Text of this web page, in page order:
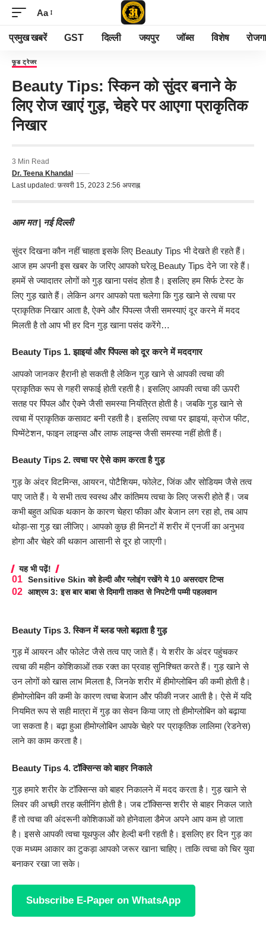
Aa
प्रमुख खबरें GST दिल्ली जयपुर जॉब्स विशेष
फूड ट्रेजर
Beauty Tips: स्किन को सुंदर बनाने के
लिए रोज खाएं गुड़, चेहरे पर आएगा प्राकृतिक
निखार
Last updated: फ़रवरी 15, 2023 2:56 अपराह्न
Dr. Teena Khandal
3 Min Read
आम मत| नई दिल्ली
सुंदर दिखना कौन नहीं चाहता इसके लिए Beauty Tips भी देखते ही रहते हैं।
आज हम अपनी इस खबर के जरिए आपको घरेलू Beauty Tips देने जा रहे हैं।
हममें से ज्यादातर लोगों को गुड़ खाना पसंद होता है। इसलिए हम सिर्फ टेस्ट के
लिए गुड़ खाते हैं। लेकिन अगर आपको पता चलेगा कि गुड़ खाने से त्वचा पर
प्राकृतिक निखार आता है, ऐक्ने और पिंपल्स जैसी समस्याएं दूर करने में मदद
मिलती है तो आप भी हर दिन गुड़ खाना पसंद करेंगे…
Beauty Tips 1. झाइयां और पिंपल्स को दूर करने में मददगार
आपको जानकर हैरानी हो सकती है लेकिन गुड़ खाने से आपकी त्वचा की
प्राकृतिक रूप से गहरी सफाई होती रहती है। इसलिए आपकी त्वचा की ऊपरी
सतह पर पिंपल और ऐक्ने जैसी समस्या नियंत्रित होती है। जबकि गुड़ खाने से
त्वचा में प्राकृतिक कसावट बनी रहती है। इसलिए त्वचा पर झाइयां, क्रोज फीट,
पिग्मेंटेशन, फाइन लाइन्स और लाफ लाइन्स जैसी समस्या नहीं होती हैं।
Beauty Tips 2. त्वचा पर ऐसे काम करता है गुड़
गुड़ के अंदर विटमिन्स, आयरन, पोटैशियम, फोलेट, जिंक और सोडियम जैसे तत्व
पाए जाते हैं। ये सभी तत्व स्वस्थ और कांतिमय त्वचा के लिए जरूरी होते हैं। जब
कभी बहुत अधिक थकान के कारण चेहरा फीका और बेजान लग रहा हो, तब आप
थोड़ा-सा गुड़ खा लीजिए। आपको कुछ ही मिनटों में शरीर में एनर्जी का अनुभव
होगा और चेहरे की थकान आसानी से दूर हो जाएगी।
यह भी पढ़ें!
Sensitive Skin को हेल्दी और ग्लोइंग रखेंगे ये 10 असरदार टिप्स
आश्रम 3: इस बार बाबा से दिमागी ताकत से निपटेगी पम्मी पहलवान
Beauty Tips 3. स्किन में ब्लड फ्लो बढ़ाता है गुड़
गुड़ में आयरन और फोलेट जैसे तत्व पाए जाते हैं। ये शरीर के अंदर पहुंचकर
त्वचा की महीन कोशिकाओं तक रक्त का प्रवाह सुनिश्चित करते हैं। गुड़ खाने से
उन लोगों को खास लाभ मिलता है, जिनके शरीर में हीमोग्लोबिन की कमी होती है।
हीमोग्लोबिन की कमी के कारण त्वचा बेजान और फीकी नजर आती है। ऐसे में यदि
नियमित रूप से सही मात्रा में गुड़ का सेवन किया जाए तो हीमोग्लोबिन को बढ़ाया
जा सकता है। बढ़ा हुआ हीमोग्लोबिन आपके चेहरे पर प्राकृतिक लालिमा (रेडनेस)
लाने का काम करता है।
Beauty Tips 4. टॉक्सिन्स को बाहर निकाले
गुड़ हमारे शरीर के टॉक्सिन्स को बाहर निकालने में मदद करता है। गुड़ खाने से
लिवर की अच्छी तरह क्लीनिंग होती है। जब टॉक्सिन्स शरीर से बाहर निकल जाते
हैं तो त्वचा की अंदरूनी कोशिकाओं को होनेवाला डैमेज अपने आप कम हो जाता
है। इससे आपकी त्वचा यूथफुल और हेल्दी बनी रहती है। इसलिए हर दिन गुड़ का
एक मध्यम आकार का टुकड़ा आपको जरूर खाना चाहिए। ताकि त्वचा को चिर युवा
बनाकर रखा जा सके।
Subscribe E-Paper on WhatsApp